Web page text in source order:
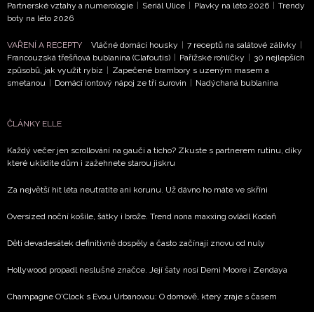
ODESLAT
Přihlášením k newsletteru souhlasíte sObchodními
podmínkami společnosti BurdaMedia Extra s.r.o.
potvrzujete, že jste se seznámili se Zásadami
Vašimi údaji pracovat zejména k organizaci a
Chcete navíc dostávat i další zajímavé a exkluzivní
zpracováním údajů k tomuto účelu podleZásad ochrany
Partnerské vztahy a numerologie
Seriál Ulice Plavky na léto 2026
Trendy
boty na léto 2026
VAŘENÍ A RECEPTY Vláčné domácí housky 7 receptů na salátové zálivky
Francouzská třešňová bublanina (Clafoutis)
Pařížské rohlíčky
30 nejlepších
způsobů, jak využít rybíz
Zapečené brambory s uzeným masem a
smetanou
Domácí iontový nápoj ze tří surovin Nadýchaná bublanina
ČLÁNKY ELLE
Každý večer jen scrollování na gauči a ticho? Zkuste s partnerem rutinu, díky
které uklidíte dům i zažehnete starou jiskru
Za největší hit léta neutratíte ani korunu. Už dávno ho máte ve skříni
Oversized noční košile, šátky i brože. Trend nona maxxing ovládl Kodaň
Děti devadesátek definitivně dospěly a často začínají znovu od nuly
Hollywood propadl neslušné značce. Její šaty nosí Demi Moore i Zendaya
Champagne O'Clock s Evou Urbanovou: O domově, který zraje s časem